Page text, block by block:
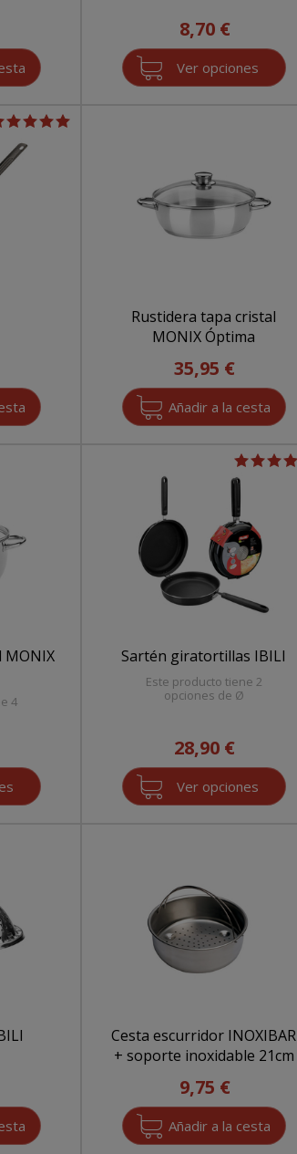
8,70 €
Ver opciones
Rustidera tapa cristal
MONIX Óptima
35,95 €
MONIX
4
Sartén giratortillas IBILI
Este producto tiene 2
opciones de Ø
28,90 €
Ver opciones
Cesta escurridor INOXIBAR
+ soporte inoxidable 21cm
9,75 €